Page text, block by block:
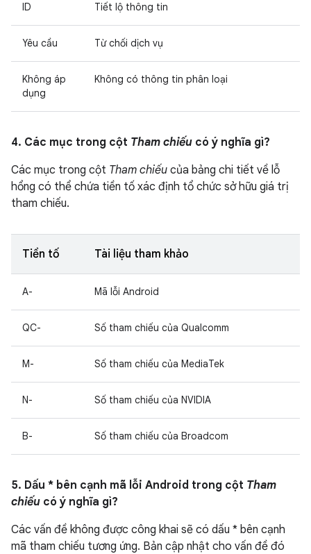
ID Tiết lộ thông tin
Yêu cầu Từ chối dịch vụ
Không áp
dụng
Không có thông tin phân loại
4. Các mục trong cột Tham chiếu có ý nghĩa gì?
Các mục trong cột Tham chiếu của bảng chi tiết về lỗ
hổng có thể chứa tiền tố xác định tổ chức sở hữu giá trị
tham chiếu.
Tiền tố Tài liệu tham khảo
A- Mã lỗi Android
QC- Số tham chiếu của Qualcomm
M- Số tham chiếu của MediaTek
N- Số tham chiếu của NVIDIA
B- Số tham chiếu của Broadcom
5. Dấu * bên cạnh mã lỗi Android trong cột Tham
chiếu có ý nghĩa gì?
Các vấn đề không được công khai sẽ có dấu * bên cạnh
mã tham chiếu tương ứng. Bản cập nhật cho vấn đề đó